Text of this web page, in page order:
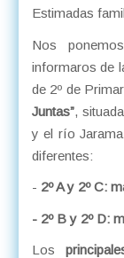
Estimadas
Nos
informaros de
de 2º de
Juntas”,
y el río
diferentes:
- 2º A y 2º C:
- 2º B y 2º D:
Los